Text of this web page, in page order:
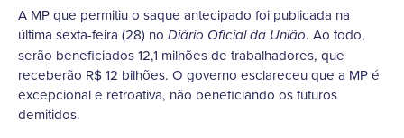
A MP que permitiu o saque antecipado foi publicada na
última sexta-feira (28) no Diário Oficial da União. Ao todo,
serão beneficiados 12,1 milhões de trabalhadores, que
receberão R$ 12 bilhões. O governo esclareceu que a MP é
excepcional e retroativa, não beneficiando os futuros
demitidos.